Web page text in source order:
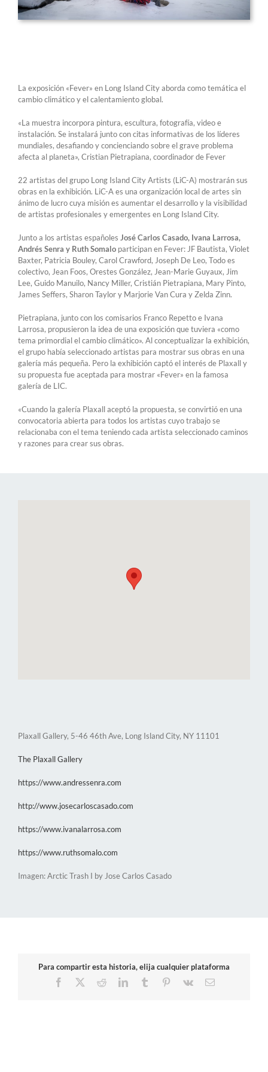
La exposición «Fever» en Long Island City aborda como temática el
cambio climático y el calentamiento global.
«La muestra incorpora pintura, escultura, fotografía, video e
instalación. Se instalará junto con citas informativas de los líderes
mundiales, desafiando y concienciando sobre el grave problema
afecta al planeta», Cristian Pietrapiana, coordinador de Fever
22 artistas del grupo Long Island City Artists (LiC-A) mostrarán sus
obras en la exhibición. LiC-A es una organización local de artes sin
ánimo de lucro cuya misión es aumentar el desarrollo y la visibilidad
de artistas profesionales y emergentes en Long Island City.
Junto a los artistas españoles José Carlos Casado, Ivana Larrosa,
Andrés Senra y Ruth Somalo participan en Fever: JF Bautista, Violet
Baxter, Patricia Bouley, Carol Crawford, Joseph De Leo, Todo es
colectivo, Jean Foos, Orestes González, Jean-Marie Guyaux, Jim
Lee, Guido Manuilo, Nancy Miller, Cristián Pietrapiana, Mary Pinto,
James Seffers, Sharon Taylor y Marjorie Van Cura y Zelda Zinn.
Pietrapiana, junto con los comisarios Franco Repetto e Ivana
Larrosa, propusieron la idea de una exposición que tuviera «como
tema primordial el cambio climático». Al conceptualizar la exhibición,
el grupo había seleccionado artistas para mostrar sus obras en una
galería más pequeña. Pero la exhibición captó el interés de Plaxall y
su propuesta fue aceptada para mostrar «Fever» en la famosa
galería de LIC.
«Cuando la galería Plaxall aceptó la propuesta, se convirtió en una
convocatoria abierta para todos los artistas cuyo trabajo se
relacionaba con el tema teniendo cada artista seleccionado caminos
y razones para crear sus obras.
Plaxall Gallery, 5-46 46th Ave, Long Island City, NY 11101
The Plaxall Gallery
https://www.andressenra.com
http://www.josecarloscasado.com
https://www.ivanalarrosa.com
https://www.ruthsomalo.com
Imagen: Arctic Trash I by Jose Carlos Casado
Para compartir esta historia, elija cualquier plataforma
Facebook
RedditLinkedInTumblr Pinterest
Vk
Correo